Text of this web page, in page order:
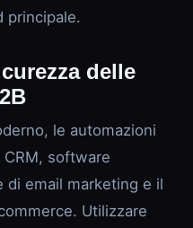
principale.
delle
le automazioni
software
di email marketing e il
Utilizzare